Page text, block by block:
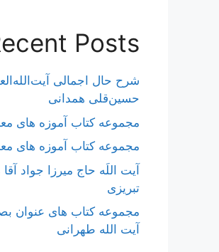
Posts
شرح حال اجمالی
حسین‌قلی همدانی
مجموعه کتاب آموزه های
مجموعه کتاب آموزه های
آیت اللَه حاج میرزا جواد
تبریزی
مجموعه کتاب های عنوان
آیت الله طهرانی